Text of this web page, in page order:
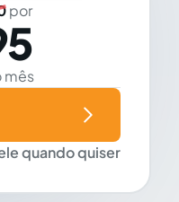
por
mês
quando quiser